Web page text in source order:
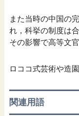
また当時の中国の
れ，科挙の制度は
その影響で高等文
ロココ式芸術や造
関連用語